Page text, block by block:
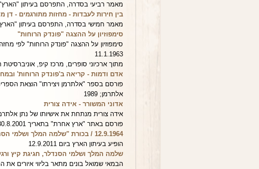
מאמר רביעי בסדרה, התפרסם בעיתון "הארץ" ביום
בין חירות לעבדות - מחזות מתורגמים - דן
מאמר חמישי בסדרה, התפרסם בעיתון "הארץ"
סימפוזיון על ההצגה "פונדק הרוחות"
סימפוזיון על ההצגה "פונדק הרוחות" לפי
11.1.1963
מתוך ארכיוני סופרים, מרכז קיפ, אוניברסיטת תל
אדם ודמות - קריאה ב'פונדק הרוחות'
פורסם בספר "אלתרמן ויצירתו" הוצאת
אלתרמן; 1989
אדוני המשורר - אידה צורית
אידה צורית מנתחת את אישיותו של נתן
פורסם באתר "ארץ אחרת" בתאריך 30.8.2001
12.9.1964 / בכורת "שלמה המלך ושלמי הסנדלר" בקאמרי - יעל גרינפטר
הופיע בעיתון הארץ ביום 12.9.2011
שלמה המלך ושלמי הסנדלר, חגיגת קיץ
הבמאי שמואל בונים מתאר בליווי איורים